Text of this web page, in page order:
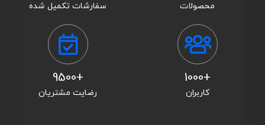
محصولات سفارشات تکمیل شده
+1000
کاربران
+9500
رضایت مشتریان